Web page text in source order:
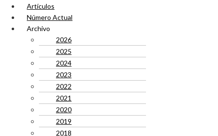
Artículos
Número Actual
Archivo
2026
2025
2024
2023
2022
2021
2020
2019
2018